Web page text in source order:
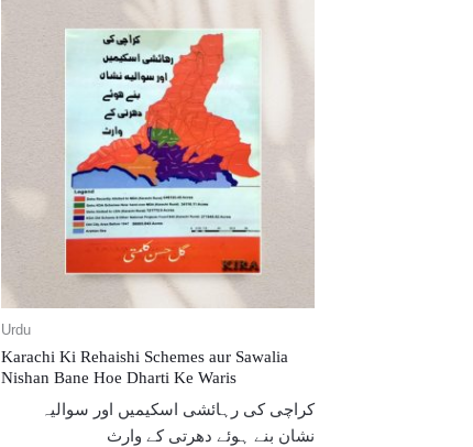
Urdu
Karachi Ki Rehaishi Schemes aur Sawalia
Nishan Bane Hoe Dharti Ke Waris
کراچی کی رہائشی اسکیمیں اور سوالیہ
نشان بنے ہوئے دھرتی کے وارث